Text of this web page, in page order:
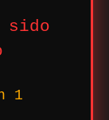
sido
1